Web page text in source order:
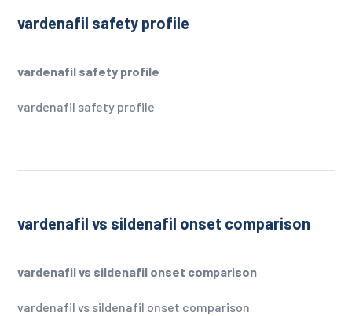
vardenafil safety profile
vardenafil safety profile
vardenafil safety profile
vardenafil vs sildenafil onset comparison
vardenafil vs sildenafil onset comparison
vardenafil vs sildenafil onset comparison